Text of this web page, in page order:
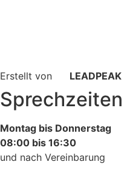
Erstellt von LEADPEAK
Sprechzeiten
Montag bis Donnerstag
08:00 bis 16:30
und nach Vereinbarung